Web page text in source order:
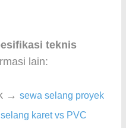
teknis
lain:
→ sewa selang proyek
selang karet vs PVC